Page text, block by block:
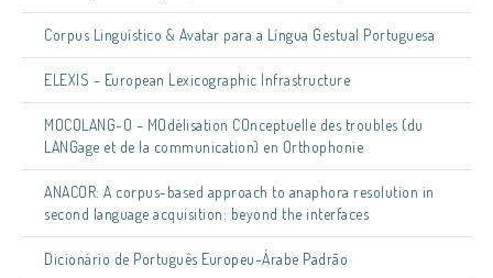
Corpus Linguístico & Avatar para a Língua Gestual Portuguesa
ELEXIS – European Lexicographic Infrastructure
MOCOLANG-O – MOdélisation COnceptuelle des troubles (du
LANGage et de la communication) en Orthophonie
ANACOR: A corpus-based approach to anaphora resolution in
second language acquisition: beyond the interfaces
Dicionário de Português Europeu-Árabe Padrão